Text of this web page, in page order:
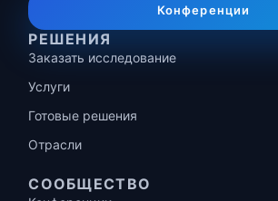
Конференции
РЕШЕНИЯ
Заказать исследование
Услуги
Готовые решения
Отрасли
СООБЩЕСТВО